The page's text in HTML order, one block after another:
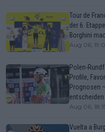
Tour de
der 6.
Borghini
Aug 06,
Polen-
Profile,
Prognosen
entscheiden
Aug 06,
Vuelta a